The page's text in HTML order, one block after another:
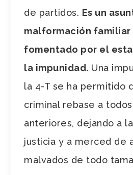
de partidos. Es un
malformación
fomentado por el
la impunidad. Una
la 4-T se ha permitido
criminal rebase a
anteriores, dejando a
justicia y a merced de
malvados de todo